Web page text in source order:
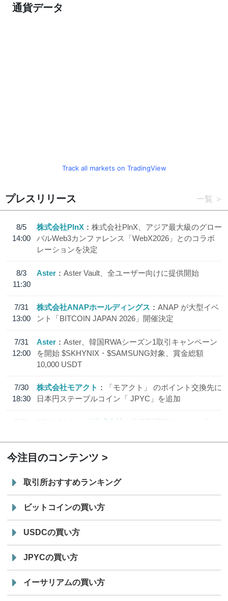
通貨データ
Track all markets on TradingView
プレスリリース 一覧
8/5
14:00
株式会社PlnX
株式会社PlnX、アジア最大級のグロー
バルWeb3カンファレンス「WebX2026」とのコラボ
レーションを決定
8/3
11:30
Aster Aster Vault、全ユーザー向けに提供開始
7/31
13:00
株式会社ANAPホールディングス
ANAP が大型イベ
ント「BITCOIN JAPAN 2026」開催決定
7/31
12:00
Aster
Aster、韓国RWAシーズン1取引キャンペーン
を開始 $SKHYNIX・$SAMSUNG対象、賞金総額
10,000 USDT
7/30
18:30
株式会社モアクト
「モアクト」 のポイント交換先に
日本円ステーブルコイン「 JPYC」を追加
7/29
SBI VCトレード株式会社
信託型円建てステーブル
今注目のコンテンツ
取引所おすすめランキング
ビットコインの買い方
USDCの買い方
JPYCの買い方
イーサリアムの買い方